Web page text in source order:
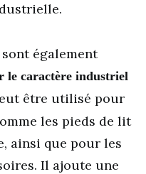
également
le caractère industriel
être utilisé pour
les pieds de lit
ainsi que pour les
Il ajoute une